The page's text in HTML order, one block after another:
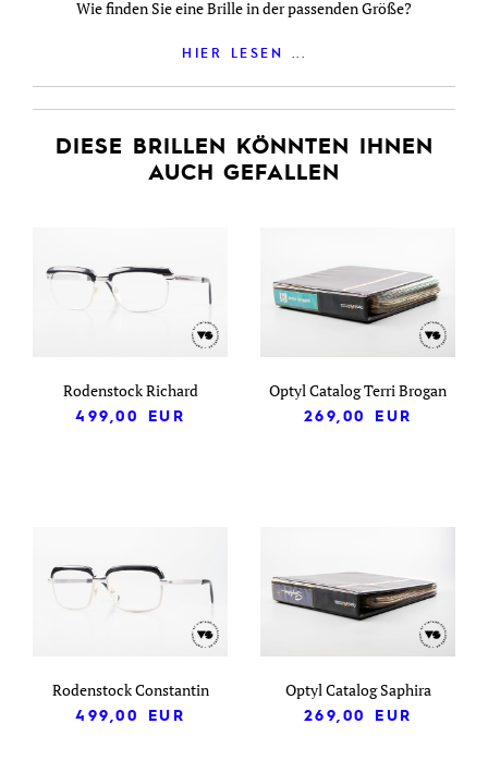
Wie finden Sie eine Brille in der passenden Größe?
HIER LESEN ...
DIESE BRILLEN KÖNNTEN IHNEN
AUCH GEFALLEN
Rodenstock Richard
499,00
EUR
Optyl Catalog Terri Brogan
269,00
EUR
Rodenstock Constantin
499,00
EUR
Optyl Catalog Saphira
269,00
EUR